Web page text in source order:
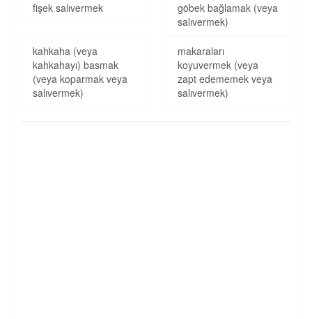
fişek salıvermek
göbek bağlamak (veya
salıvermek)
kahkaha (veya
kahkahayı) basmak
(veya koparmak veya
salıvermek)
makaraları
koyuvermek (veya
zapt edememek veya
salıvermek)